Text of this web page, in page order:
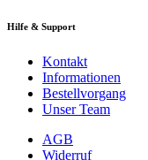
Hilfe & Support
Kontakt
Informationen
Bestellvorgang
Unser Team
AGB
Widerruf